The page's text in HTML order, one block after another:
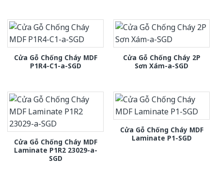
Cửa Gỗ Chống Cháy MDF
P1R4-C1-a-SGD
Cửa Gỗ Chống Cháy 2P
Sơn Xám-a-SGD
Cửa Gỗ Chống Cháy MDF
Laminate P1R2 23029-a-
SGD
Cửa Gỗ Chống Cháy MDF
Laminate P1-SGD